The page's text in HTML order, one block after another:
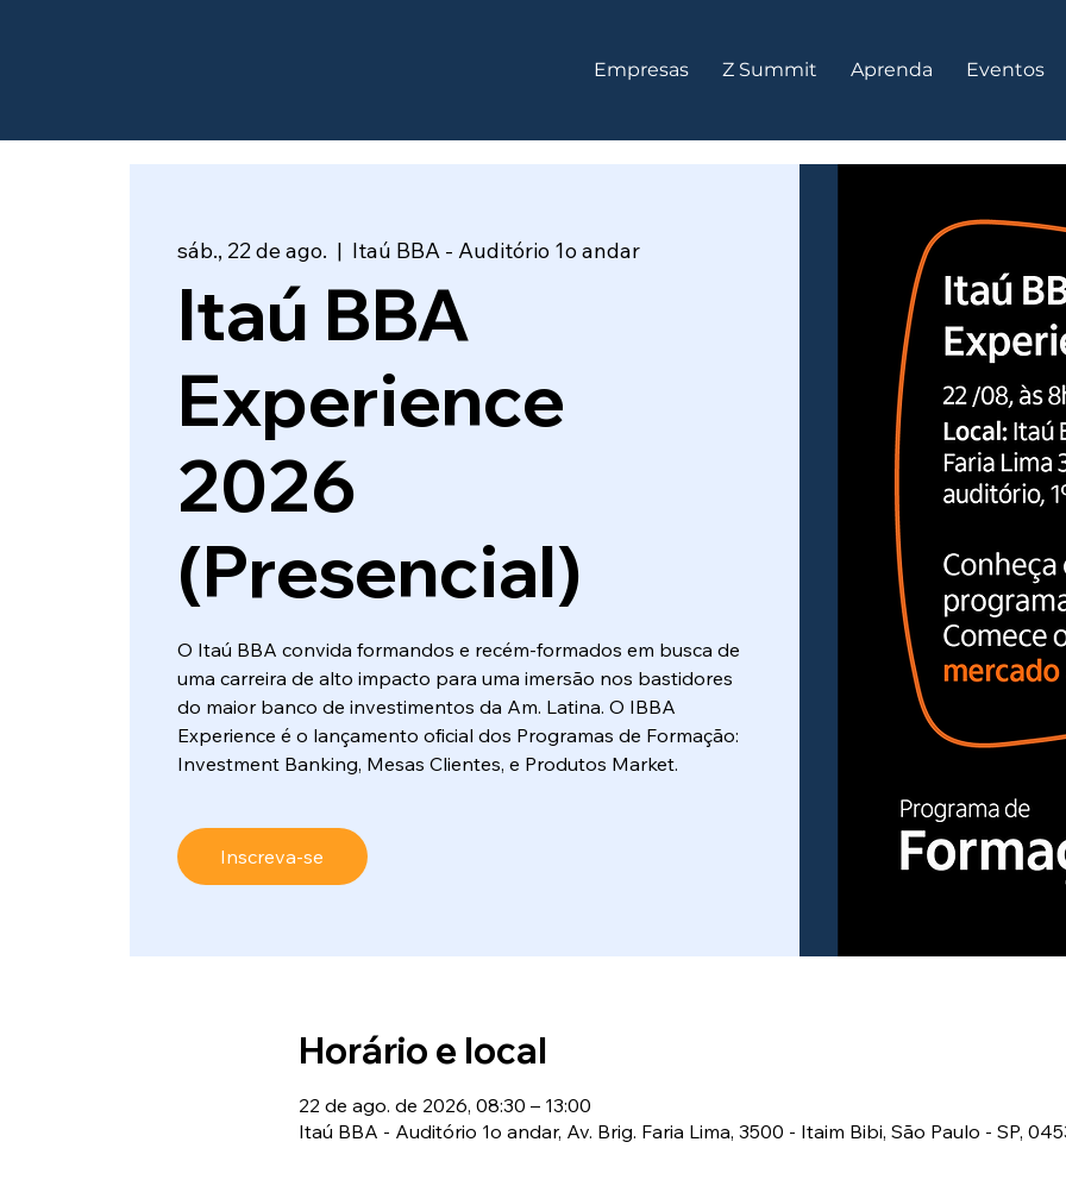
Eventos
Aprenda
Z Summit
Empresas
sáb., 22 de ago.
  |
Itaú BBA - Auditório 1o andar
Itaú BBA
Experience
2026
(Presencial)
O Itaú BBA convida formandos e recém-formados em busca de
uma carreira de alto impacto para uma imersão nos bastidores
do maior banco de investimentos da Am. Latina. O IBBA
Experience é o lançamento oficial dos Programas de Formação:
Investment Banking, Mesas Clientes, e Produtos Market.
Inscreva-se
Horário e local
22 de ago. de 2026, 08:30 – 13:00
Itaú BBA - Auditório 1o andar, Av. Brig. Faria Lima, 3500 - Itaim Bibi, São Paulo - SP,